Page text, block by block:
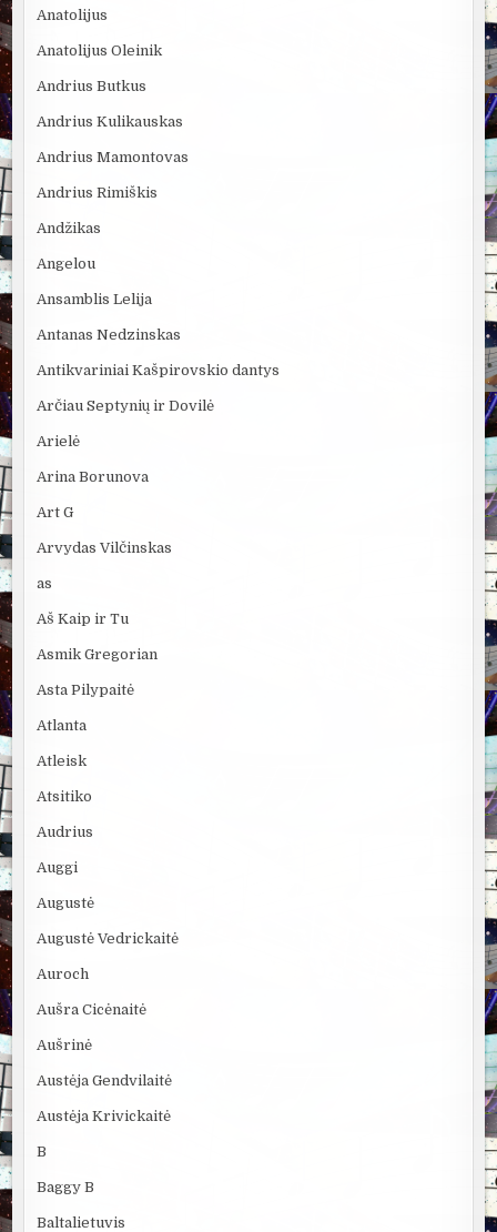
Anatolijus
Anatolijus Oleinik
Andrius Butkus
Andrius Kulikauskas
Andrius Mamontovas
Andrius Rimiškis
Andžikas
Angelou
Ansamblis Lelija
Antanas Nedzinskas
Antikvariniai Kašpirovskio dantys
Arčiau Septynių ir Dovilė
Arielė
Arina Borunova
Art G
Arvydas Vilčinskas
as
Aš Kaip ir Tu
Asmik Gregorian
Asta Pilypaitė
Atlanta
Atleisk
Atsitiko
Audrius
Auggi
Augustė
Augustė Vedrickaitė
Auroch
Aušra Cicėnaitė
Aušrinė
Austėja Gendvilaitė
Austėja Krivickaitė
B
Baggy B
Baltalietuvis